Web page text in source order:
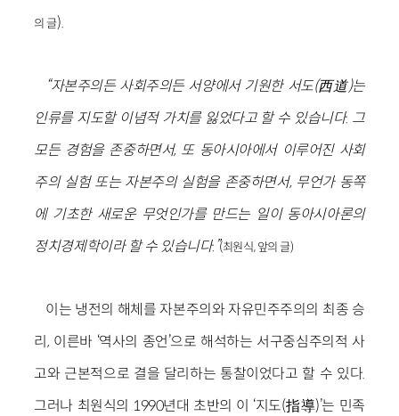
의 글).
“자본주의든 사회주의든 서양에서 기원한 서도(西道)는
인류를 지도할 이념적 가치를 잃었다고 할 수 있습니다. 그
모든 경험을 존중하면서, 또 동아시아에서 이루어진 사회
주의 실험 또는 자본주의 실험을 존중하면서, 무언가 동쪽
에 기초한 새로운 무엇인가를 만드는 일이 동아시아론의
정치경제학이라 할 수 있습니다.”(최원식, 앞의 글)
이는 냉전의 해체를 자본주의와 자유민주주의의 최종 승
리, 이른바 ‘역사의 종언’으로 해석하는 서구중심주의적 사
고와 근본적으로 결을 달리하는 통찰이었다고 할 수 있다.
그러나 최원식의 1990년대 초반의 이 ‘지도(指導)’는 민족